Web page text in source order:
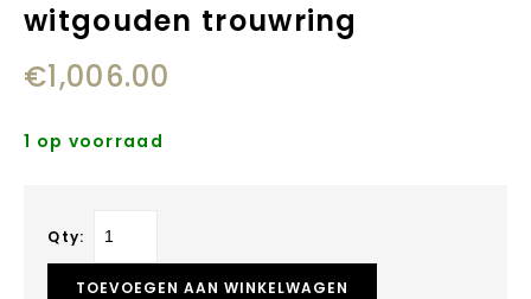
witgouden trouwring
€1,006.00
1 op voorraad
Qty:
TOEVOEGEN AAN WINKELWAGEN